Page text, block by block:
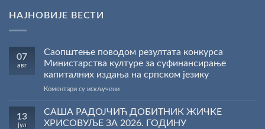
НАЈНОВИЈЕ ВЕСТИ
07
авг
Саопштење поводом резултата конкурса
Министарства културе за суфинансирање
капиталних издања на српском језику
Коментари су искљученина
поводом
резултата
13
јул
САША РАДОЈЧИЋ ДОБИТНИК ЖИЧКЕ
ХРИСОВУЉЕ ЗА 2026. ГОДИНУ